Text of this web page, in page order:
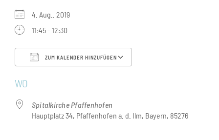
4. Aug.. 2019
11:45 - 12:30
ZUM KALENDER HINZUFÜGEN
WO
Spitalkirche Pfaffenhofen
Hauptplatz 34, Pfaffenhofen a. d. Ilm, Bayern, 85276